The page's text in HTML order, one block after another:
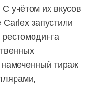
учётом их вкусов
Carlex запустили
тираж